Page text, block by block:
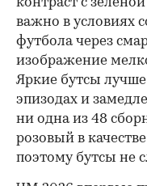
важно в условиях
футбола через
изображение
Яркие бутсы
эпизодах и
ни одна из 48
розовый в
поэтому бутсы не